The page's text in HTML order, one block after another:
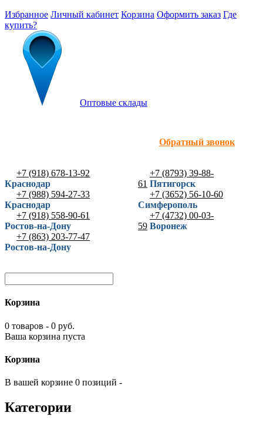
Избранное Личный кабинет Корзина Оформить заказ Где
купить?
Оптовые склады
Обратный звонок
+7 (918) 678-13-92
Краснодар
+7 (988) 594-27-33
Краснодар
+7 (918) 558-90-61
Ростов-на-Дону
+7 (863) 203-77-47
Ростов-на-Дону
+7 (8793) 39-88-
61 Пятигорск
+7 (3652) 56-10-60
Симферополь
+7 (4732) 00-03-
59 Воронеж
Корзина
0 товаров - 0 руб.
Ваша корзина пуста
Корзина
В вашей корзине 0 позиций -
Категории